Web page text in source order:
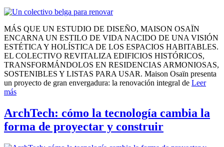
MÁS QUE UN ESTUDIO DE DISEÑO, MAISON OSAÏN
ENCARNA UN ESTILO DE VIDA NACIDO DE UNA VISIÓN
ESTÉTICA Y HOLÍSTICA DE LOS ESPACIOS HABITABLES.
EL COLECTIVO REVITALIZA EDIFICIOS HISTÓRICOS,
TRANSFORMÁNDOLOS EN RESIDENCIAS ARMONIOSAS,
SOSTENIBLES Y LISTAS PARA USAR. Maison Osaïn presenta
un proyecto de gran envergadura: la renovación integral de Leer
más
ArchTech: cómo la tecnología cambia la
forma de proyectar y construir